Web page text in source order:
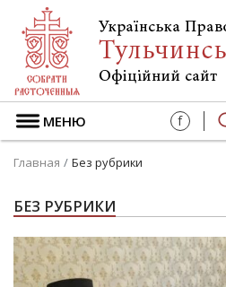
МЕНЮ f
Главная Без рубрики
БЕЗ РУБРИКИ